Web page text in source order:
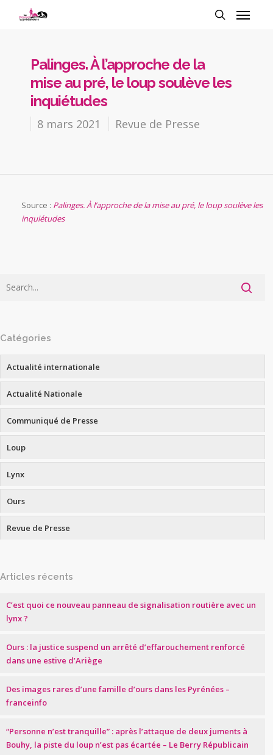
Palinges. À l’approche de la
mise au pré, le loup soulève les
inquiétudes
8 mars 2021 Revue de Presse
Source : Palinges. À l’approche de la mise au pré, le loup soulève les
inquiétudes
Catégories
Actualité internationale
Actualité Nationale
Communiqué de Presse
Loup
Lynx
Ours
Revue de Presse
Articles récents
C’est quoi ce nouveau panneau de signalisation routière avec un
lynx ?
Ours : la justice suspend un arrêté d’effarouchement renforcé
dans une estive d’Ariège
Des images rares d’une famille d’ours dans les Pyrénées –
franceinfo
“Personne n’est tranquille” : après l’attaque de deux juments à
Bouhy, la piste du loup n’est pas écartée – Le Berry Républicain